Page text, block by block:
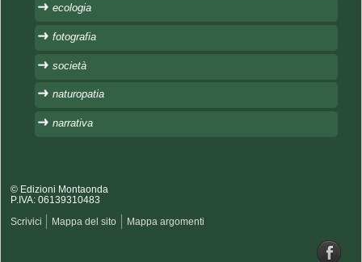
ecologia
fotografia
società
naturopatia
narrativa
© Edizioni Montaonda
P.IVA: 06139310483
Scrivici Mappa del sito Mappa argomenti